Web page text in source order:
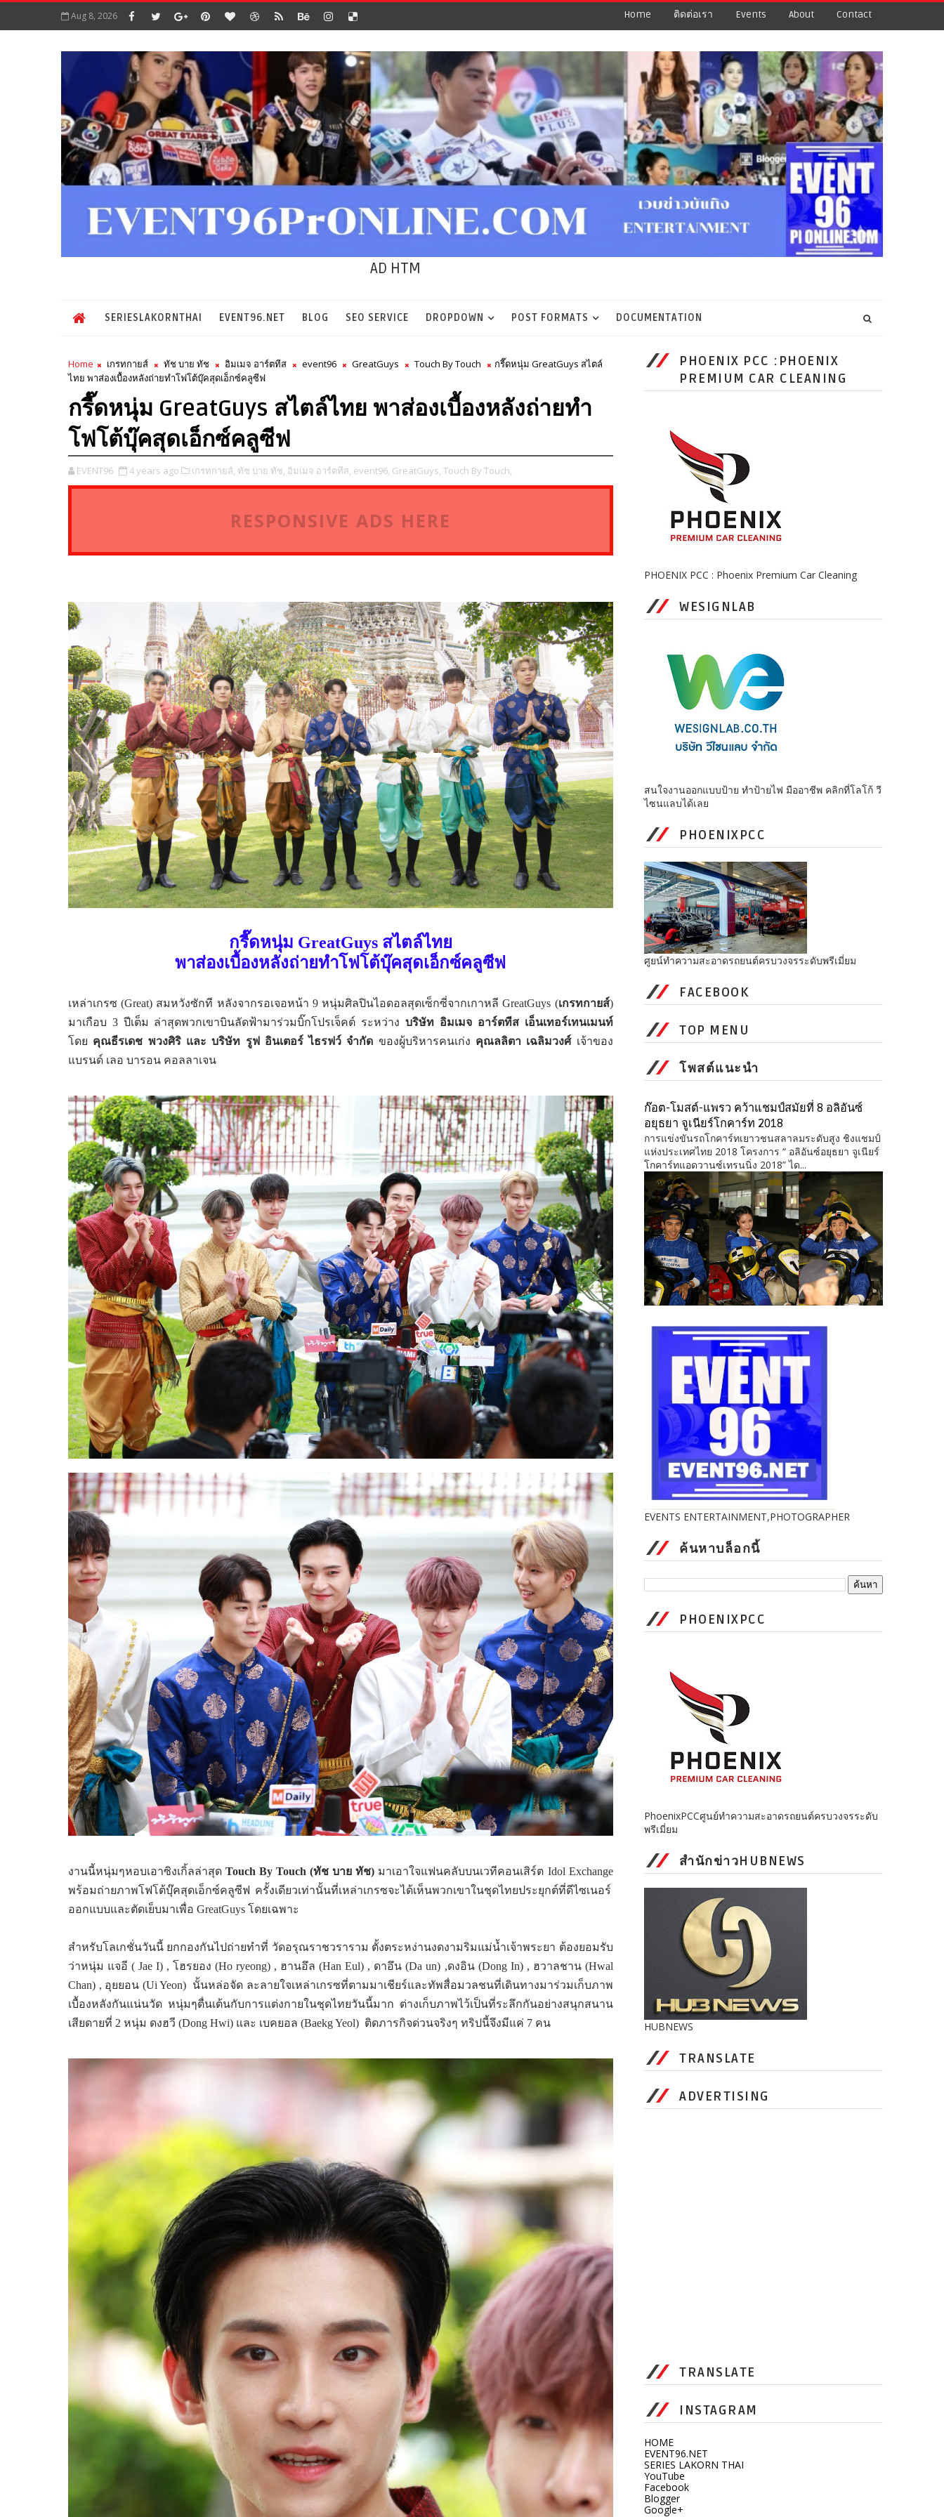
Aug 8, 2026 Home ติดต่อเรา Events About Contact
AD HTM
SERIESLAKORNTHAI EVENT96.NET BLOG SEO SERVICE DROPDOWN POST FORMATS DOCUMENTATION
Home เกรทกายส์ ทัช บาย ทัช อิมเมจ อาร์ตทีส event96 GreatGuys Touch By Touch
กรี๊ดหนุ่ม GreatGuys สไตล์
ไทย พาส่องเบื้องหลังถ่ายทำโฟโต้บุ๊คสุดเอ็กซ์คลูซีฟ
กรี๊ดหนุ่ม GreatGuys สไตล์ไทย พาส่องเบื้องหลังถ่ายทำ
โฟโต้บุ๊คสุดเอ็กซ์คลูซีฟ
EVENT96 4 years ago เกรทกายส์, ทัช บาย ทัช, อิมเมจ อาร์ตทีส, event96, GreatGuys, Touch By Touch,
RESPONSIVE ADS HERE
กรี๊ดหนุ่ม GreatGuys สไตล์ไทย
พาส่องเบื้องหลังถ่ายทำโฟโต้บุ๊คสุดเอ็กซ์คลูซีฟ
เหล่าเกรซ (Great) สมหวังซักที หลังจากรอเจอหน้า 9หนุ่มศิลปินไอดอลสุดเซ็กซี่จากเกาหลีGreatGuys (เกรทกายส์)
มาเกือบ 3 ปีเต็ม ล่าสุดพวกเขาบินลัดฟ้ามาร่วมบิ๊กโปรเจ็คต์ ระหว่างบริษัท อิมเมจ อาร์ตทีส เอ็นเทอร์เทนเมนท์
โดย คุณธีรเดช พวงศิริ และ บริษัท รูฟ อินเตอร์ ไธรฟว์ จำกัด ของผู้บริหารคนเก่ง คุณลลิตา เฉลิมวงศ์ เจ้าของ
แบรนด์ เลอ บารอน คอลลาเจน
งานนี้หนุ่มๆหอบเอาซิงเกิ้ลล่าสุดTouch By Touch (ทัช บาย ทัช) มาเอาใจแฟนคลับบนเวทีคอนเสิร์ต Idol Exchange
พร้อมถ่ายภาพโฟโต้บุ๊คสุดเอ็กซ์คลูซีฟ ครั้งเดียวเท่านั้นที่เหล่าเกรซจะได้เห็นพวกเขาในชุดไทยประยุกต์ที่ดีไซเนอร์
ออกแบบและตัดเย็บมาเพื่อ GreatGuys โดยเฉพาะ
สำหรับโลเกชั่นวันนี้ ยกกองกันไปถ่ายทำที่ วัดอรุณราชวราราม ตั้งตระหง่านงดงามริมแม่น้ำเจ้าพระยา ต้องยอมรับ
ว่าหนุ่ม แจอี (Jae I) ,โฮรยอง (Ho ryeong) , ฮานอึล (Han Eul) , ดาอึน (Da un) ,ดงอิน (Dong In) , ฮวาลชาน (Hwal
Chan) , อุยยอน (Ui Yeon) นั้นหล่อจัด ละลายใจเหล่าเกรซที่ตามมาเชียร์และทัพสื่อมวลชนที่เดินทางมาร่วมเก็บภาพ
เบื้องหลังกันแน่นวัด หนุ่มๆตื่นเต้นกับการแต่งกายในชุดไทยวันนี้มาก ต่างเก็บภาพไว้เป็นที่ระลึกกันอย่างสนุกสนาน
เสียดายที่ 2 หนุ่ม ดงฮวี (Dong Hwi) และ เบคยอล (Baekg Yeol) ติดภารกิจด่วนจริงๆ ทริปนี้จึงมีแค่ 7 คน
PHOENIX PCC :PHOENIX
PREMIUM CAR CLEANING
PHOENIX PCC : Phoenix Premium Car Cleaning
WESIGNLAB
สนใจงานออกแบบป้าย ทำป้ายไฟ มืออาชีพ คลิกที่โลโก้ วี
ไซนแลบได้เลย
PHOENIXPCC
ศูยน์ทำความสะอาดรถยนต์ครบวงจรระดับพรีเมี่ยม
FACEBOOK
TOP MENU
โพสต์แนะนำ
ก๊อต-โมสต์-แพรว คว้าแชมป์สมัยที่ 8 อลิอันซ์
อยุธยา จูเนียร์โกคาร์ท 2018
การแข่งขันรถโกคาร์ทเยาวชนสลาลมระดับสูง ชิงแชมป์
แห่งประเทศไทย 2018 โครงการ “ อลิอันซ์อยุธยา จูเนียร์
โกคาร์ทแอดวานซ์เทรนนิ่ง 2018” ได...
EVENTS ENTERTAINMENT,PHOTOGRAPHER
ค้นหาบล็อกนี้
PHOENIXPCC
PhoenixPCCศูนย์ทำความสะอาดรถยนต์ครบวงจรระดับ
พรีเมี่ยม
สำนักข่าวHUBNEWS
HUBNEWS
TRANSLATE
ADVERTISING
TRANSLATE
INSTAGRAM
HOME
EVENT96.NET
SERIES LAKORN THAI
YouTube
Facebook
Blogger
Google+